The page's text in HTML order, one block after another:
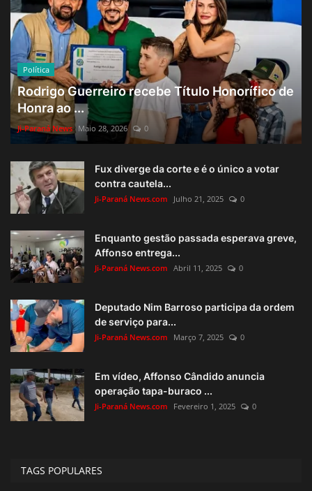
Política
Rodrigo Guerreiro recebe Título Honorífico de
Honra ao ...
Ji-Paraná News Maio 28, 2026 0
Fux diverge da corte e é o único a votar
contra cautela...
Ji-Paraná News.com Julho 21, 2025 0
Enquanto gestão passada esperava greve,
Affonso entrega...
Ji-Paraná News.com Abril 11, 2025 0
Deputado Nim Barroso participa da ordem
de serviço para...
Ji-Paraná News.com Março 7, 2025 0
Em vídeo, Affonso Cândido anuncia
operação tapa-buraco ...
Ji-Paraná News.com Fevereiro 1, 2025 0
TAGS POPULARES